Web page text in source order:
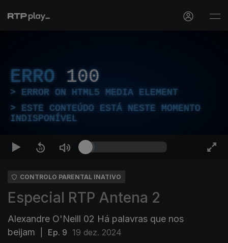
ERRO 100
ERROR ON HTML5 MEDIA ELEMENT
ESTE CONTEÚDO ESTÁ NESTE MOMENTO
INDISPONÍVEL
CONTROLO PARENTAL INATIVO
Especial RTP Antena 2
Alexandre O'Neill 02 Há palavras que nos
beijam
Ep. 9 19 dez. 2024